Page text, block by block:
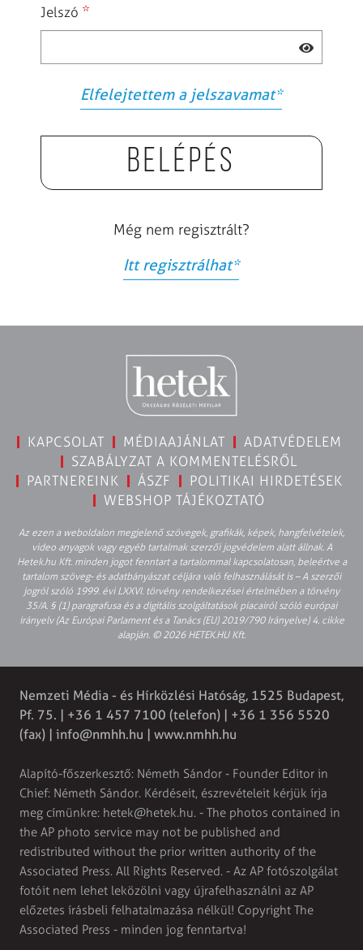
Jelszó *
Elfelejtettem a jelszavamat*
Belépés
Még nem regisztrált?
Itt regisztrálhat*
KAPCSOLAT MÉDIAAJÁNLAT
ADATVÉDELEM
SZABÁLYZAT A KOMMENTELÉSRŐL
PARTNEREINK
ÁSZF
POLITIKAI HIRDETÉSEK
WEBSHOP TÁJÉKOZTATÓ
Az ezen a weboldalon megjelenő szövegek, grafikák, képek, hangfelvételek,
video anyagok vagy egyéb tartalmak szerzői jogvédelem alatt állnak. A
Hetek.hu Kft. minden jogot fenntart a tartalommal kapcsolatosan, beleértve a
tartalom szöveg- és adatbányászat céljára való felhasználását is – A szerzői
jogról szóló 1999. évi LXXVI. törvény rendelkezései értelmében a törvény
35/A. § (1) paragrafusa és a digitális szolgáltatások piacairól szóló európai
irányelv (Az Európai Parlament és a Tanács (EU) 2019/790 Irányelve) 4. cikke
alapján. © 2026 HETEK.HU Kft.
Nemzeti Média - és Hírközlési Hatóság, 1525 Budapest,
Pf. 75. | +36 1 457 7100 (telefon) | +36 1 356 5520
(fax) | info@nmhh.hu | www.nmhh.hu
Alapító-főszerkesztő: Németh Sándor - Founder Editor in
Chief: Németh Sándor. Kérdéseit, észrevételeit kérjük írja
meg címünkre: hetek@hetek.hu. - The photos contained in
the AP photo service may not be published and
redistributed without the prior written authority of the
Associated Press. All Rights Reserved. - Az AP fotószolgálat
fotóit nem lehet leközölni vagy újrafelhasználni az AP
előzetes írásbeli felhatalmazása nélkül! Copyright The
Associated Press - minden jog fenntartva!